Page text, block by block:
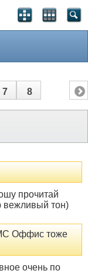
рекламы
7 8
прочитай
вежливый тон)
Оффис тоже
очень по